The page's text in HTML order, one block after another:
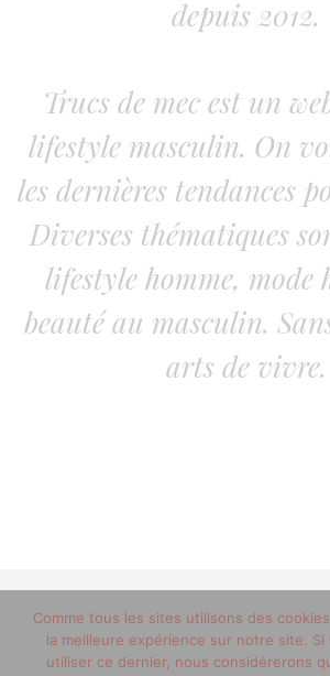
depuis 2012.
Trucs de mec est un
lifestyle masculin. On
les dernières tendances
Diverses thématiques
lifestyle homme, mode
beauté au masculin.
arts de vivre.
© 2012-2020 copyright
masculin/Tous droits
Comme tous les sites utilisons des
la meilleure expérience sur notre site. Si
utiliser ce dernier, nous considérerons